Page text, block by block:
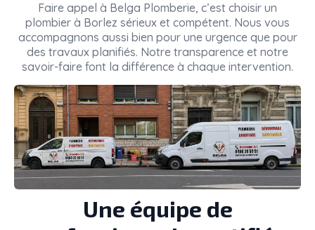
Faire appel à Belga Plomberie, c’est choisir un
plombier à Borlez sérieux et compétent. Nous vous
accompagnons aussi bien pour une urgence que pour
des travaux planifiés. Notre transparence et notre
savoir-faire font la différence à chaque intervention.
Une équipe de